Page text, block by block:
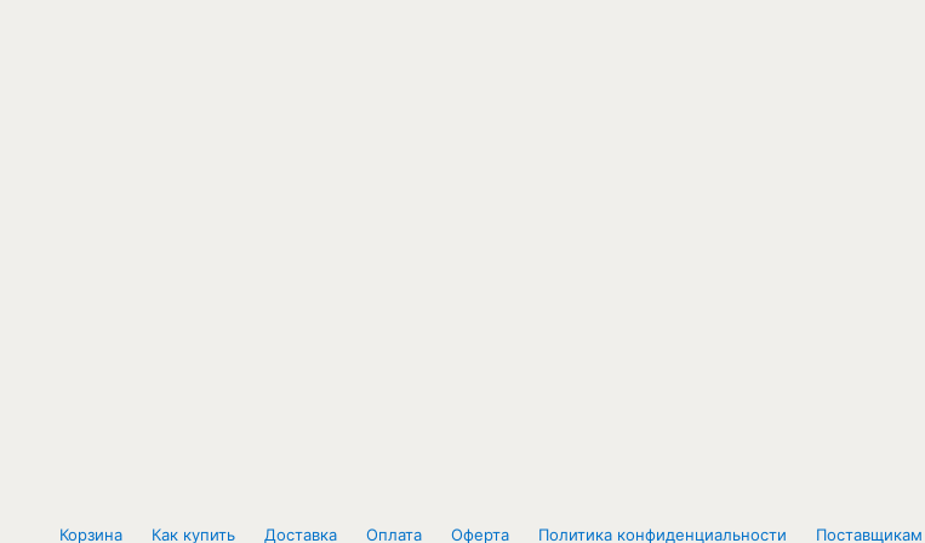
Корзина Как купить Доставка Оплата Оферта Политика конфиденциальности Поставщикам